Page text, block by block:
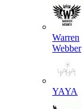
Warren
Webber
YAYA